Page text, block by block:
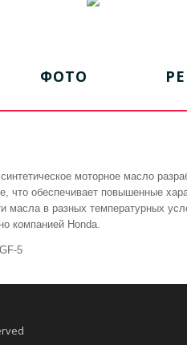
ФОТО
моторное масло
что обеспечивает повышенные
масла в разных температурных
компанией Honda.
5